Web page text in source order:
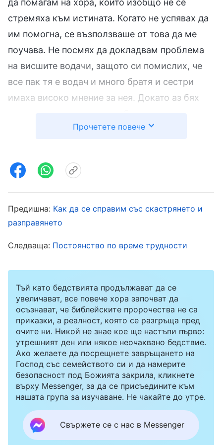
стремяха към истината. Когато не успявах да
им помогна, се възползваше от това да ме
поучава. Не посмях да докладвам проблема
на висшите водачи, защото си помислих, че
все пак тя е водач и много братя и сестри
имаха високо мнение за нея. Докато аз бях
всичко по силите си да не я оскърбявам. Но
неразумно да прекъсне дълга ми като водач
на група и да уреди да се събирам с двама
души, които изобщо не се стремяха към
истината. По време на сбирките единият
винаги дремеше, а другият винаги ми
досаждаше да клюкарствам. Два месеца по-
сбирки и аз бях в състояние на обърканост.
Мислех за предишните сбирки, как всички
разкриваха сърцата си и разговаряха за
преживяванията и знанието си, на което се
наслаждавах много. Но сега изпитвах огромна
болка, бях също много негативна и слаба.
Мислех, че с посещаването на сбирките тук
загубата, нанесена върху живота ми, беше
твърде голяма. Ако продължавах така, можех
ли да придобия истината и да получа
спасение? Едва след това открих, че Йе Пин
Прочетете повече
Предишна: Как да се справим със скастрянето и
разправянето
Следваща: Постоянство по време трудности
Тъй като бедствията продължават да се
увеличават, все повече хора започват да
осъзнават, че библейските пророчества не са
приказки, а реалност, която се разгръща пред
очите ни. Никой не знае кое ще настъпи първо:
утрешният ден или някое неочаквано бедствие.
Ако желаете да посрещнете завръщането на
Господ със семейството си и да намерите
безопасност под Божията закрила, кликнете
върху Messenger, за да се присъедините към
нашата група за изучаване. Не чакайте до утре.
Свържете се с нас в Messenger